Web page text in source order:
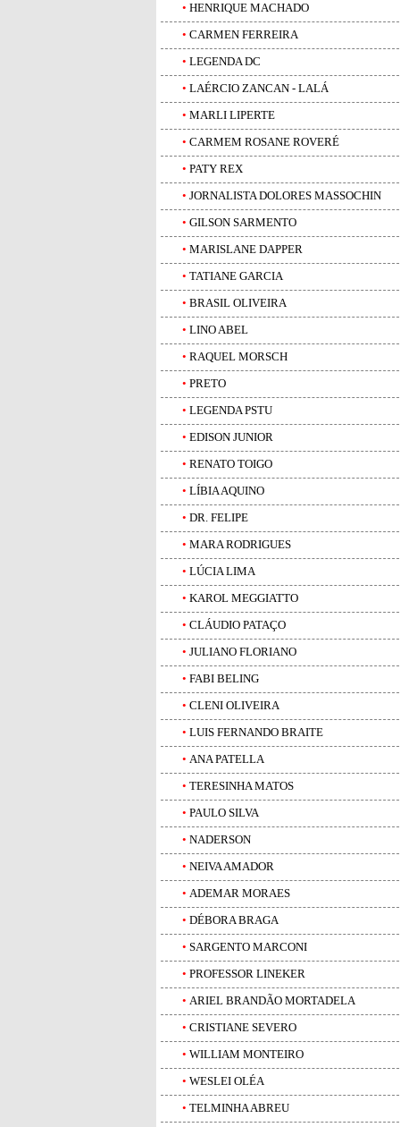
• HENRIQUE MACHADO
• CARMEN FERREIRA
• LEGENDA DC
• LAÉRCIO ZANCAN - LALÁ
• MARLI LIPERTE
• CARMEM ROSANE ROVERÉ
• PATY REX
• JORNALISTA DOLORES MASSOCHIN
• GILSON SARMENTO
• MARISLANE DAPPER
• TATIANE GARCIA
• BRASIL OLIVEIRA
• LINO ABEL
• RAQUEL MORSCH
• PRETO
• LEGENDA PSTU
• EDISON JUNIOR
• RENATO TOIGO
• LÍBIA AQUINO
• DR. FELIPE
• MARA RODRIGUES
• LÚCIA LIMA
• KAROL MEGGIATTO
• CLÁUDIO PATAÇO
• JULIANO FLORIANO
• FABI BELING
• CLENI OLIVEIRA
• LUIS FERNANDO BRAITE
• ANA PATELLA
• TERESINHA MATOS
• PAULO SILVA
• NADERSON
• NEIVA AMADOR
• ADEMAR MORAES
• DÉBORA BRAGA
• SARGENTO MARCONI
• PROFESSOR LINEKER
• ARIEL BRANDÃO MORTADELA
• CRISTIANE SEVERO
• WILLIAM MONTEIRO
• WESLEI OLÉA
• TELMINHA ABREU